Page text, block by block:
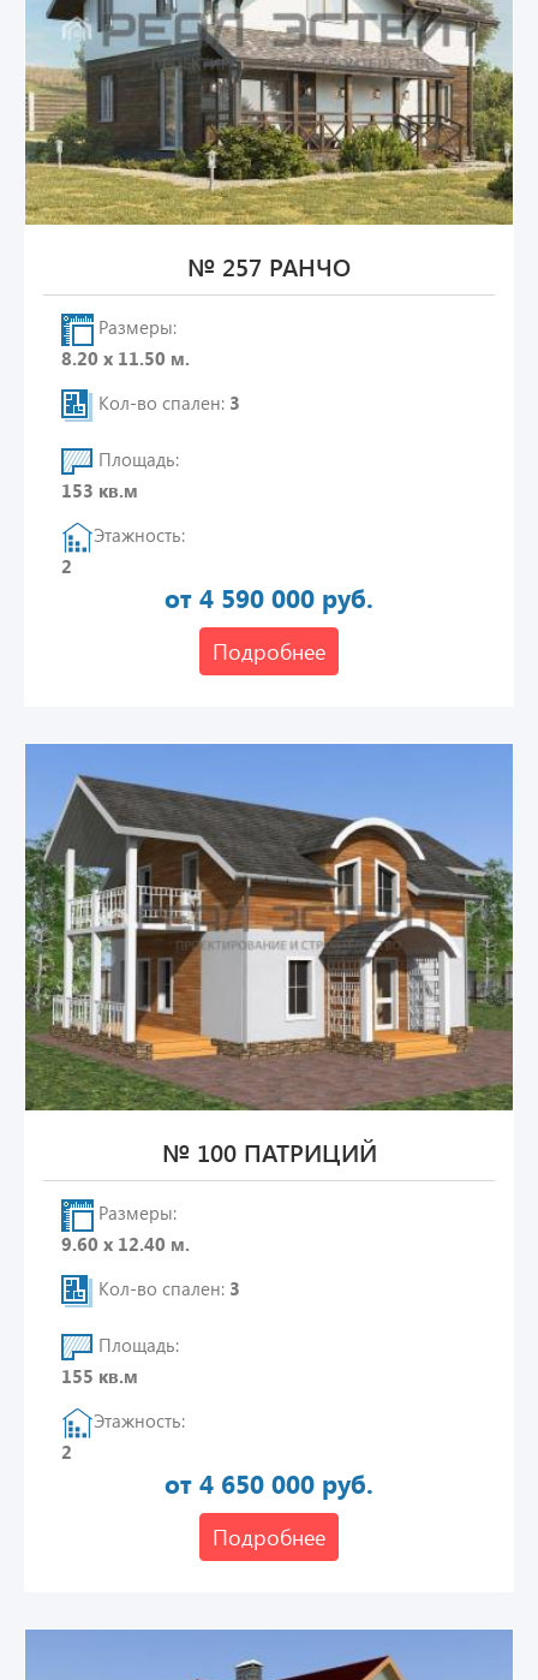
№ 257 РАНЧО
Размеры:
8.20 х 11.50 м.
Кол-во спален: 3
Площадь:
153 кв.м
Этажность:
2
от 4 590 000 руб.
Подробнее
№ 100 ПАТРИЦИЙ
Размеры:
9.60 х 12.40 м.
Кол-во спален: 3
Площадь:
155 кв.м
Этажность:
2
от 4 650 000 руб.
Подробнее